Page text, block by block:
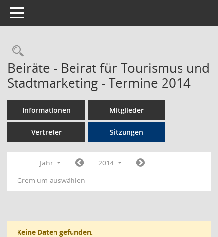
Toggle navigation
Rechercheauswahl
Beiräte - Beirat für Tourismus und
Stadtmarketing - Termine 2014
Informationen Mitglieder
Vertreter Sitzungen
Jahr
2014
Gremium auswählen
Keine Daten gefunden.